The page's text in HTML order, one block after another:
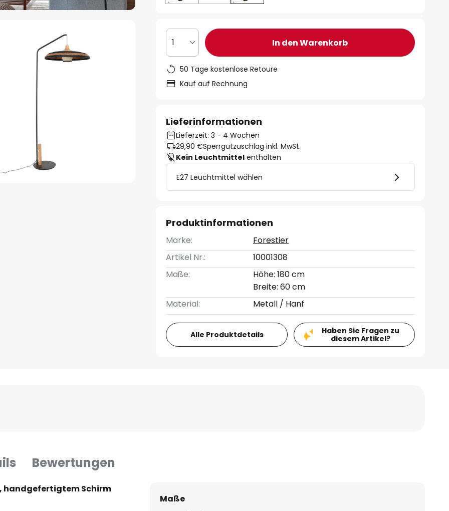
1 In den Warenkorb
50 Tage kostenlose Retoure
Kauf auf Rechnung
Lieferinformationen
Lieferzeit: 3 - 4 Wochen
29,90 €Sperrgutzuschlag inkl. MwSt.
Kein Leuchtmittel enthalten
E27 Leuchtmittel wählen
Produktinformationen
Marke:
Forestier
Artikel Nr.:
10001308
Maße:
Höhe: 180 cm
Breite: 60 cm
Material:
Metall / Hanf
Alle Produktdetails
Haben Sie Fragen zu
diesem Artikel?
Bewertungen
handgefertigtem Schirm
Maße